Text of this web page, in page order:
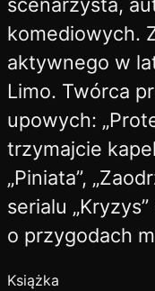
scenarzysta,
komediowych.
aktywnego w
Limo. Twórca
upowych:
trzymajcie
„Piniata”,
serialu
o przygodach
Książka